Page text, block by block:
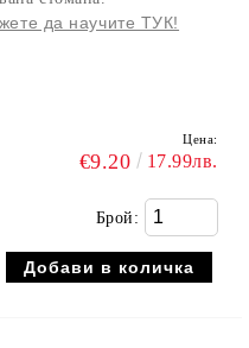
да научите ТУК!
Цена:
€9.20 17.99лв.
Брой: